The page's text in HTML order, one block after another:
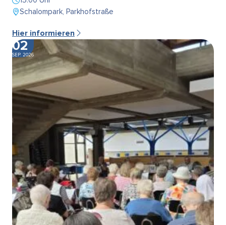
Schalompark, Parkhofstraße
Hier informieren
02
SEP. 2026